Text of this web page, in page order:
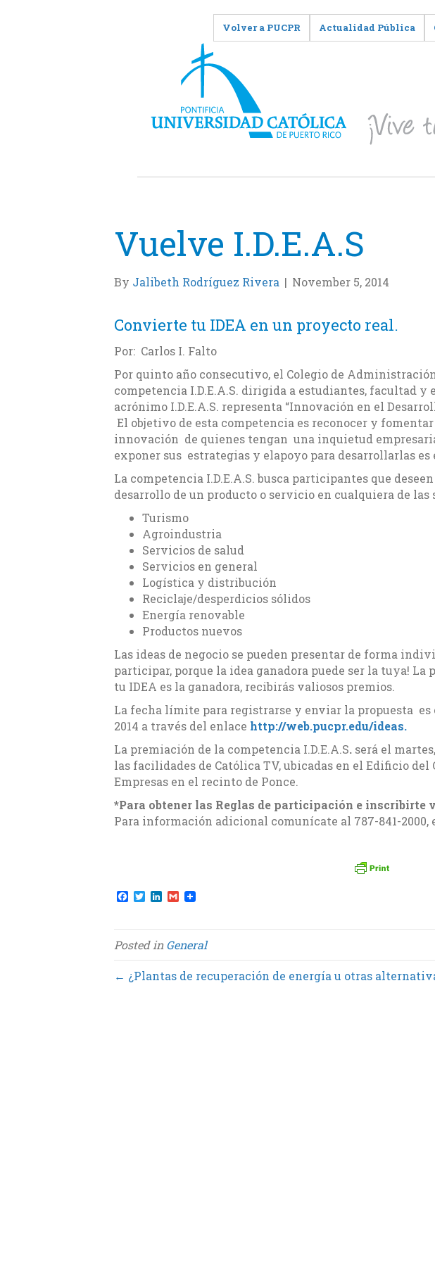
Volver a PUCPR Actualidad Pública
Vuelve I.D.E.A.S
By Jalibeth Rodríguez Rivera | November 5, 2014
Convierte tu IDEA en un proyecto real.
Por: Carlos I. Falto
Por quinto año consecutivo, el Colegio de
competencia I.D.E.A.S. dirigida a estudiantes, facultad
acrónimo I.D.E.A.S. representa “Innovación en el
El objetivo de esta competencia es reconocer y
innovación de quienes tengan una inquietud
exponer sus estrategias y elapoyo para desarrollarlas
La competencia I.D.E.A.S. busca participantes que
desarrollo de un producto o servicio en cualquiera de las
Turismo
Agroindustria
Servicios de salud
Servicios en general
Logística y distribución
Reciclaje/desperdicios sólidos
Energía renovable
Productos nuevos
Las ideas de negocio se pueden presentar de forma
participar, porque la idea ganadora puede ser la tuya!
tu IDEA es la ganadora, recibirás valiosos premios.
La fecha límite para registrarse y enviar la propuesta es
2014 a través del enlace http://web.pucpr.edu/ideas.
La premiación de la competencia I.D.E.A.S. será el
las facilidades de Católica TV, ubicadas en el Edificio
Empresas en el recinto de Ponce.
*Para obtener las Reglas de participación e inscribirte
Para información adicional comunícate al 787-841-2000,
F
a
e
b
o
o
k
T
w
t
t
e
r
L
k
e
d
I
n
G
m
i
l
Posted inGeneral
← ¿Plantas de recuperación de energía u otras